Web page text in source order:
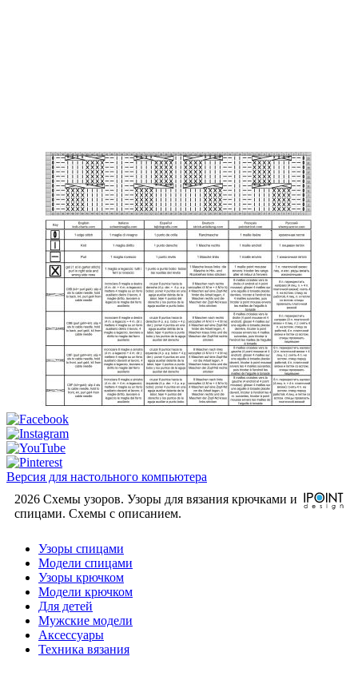
Версия для настольного компьютера
2026 Схемы узоров. Узоры для вязания крючками и
спицами. Cхемы с описанием.
Узоры спицами
Модели спицами
Узоры крючком
Модели крючком
Для детей
Мужские модели
Аксессуары
Техника вязания